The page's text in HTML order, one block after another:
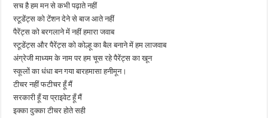
सच है हम मन से कभी पढ़ाते नहीं
स्टूडेंट्स को टेंशन देने से बाज आते नहीं
पैरेंट्स को बरगलाने में नहीं हमारा जवाब
स्टूडेंट्स और पैरेंट्स को कोल्हू का बैल बनाने में हम लाजवाब
अंग्रेजी माध्यम के नाम पर हम चूस रहे पैरेंट्स का खून
स्कूलों का धंधा बन गया बारहमासा हनीमून।
टीचर नहीं फटीचर हूँ मैं
सरकारी हूँ या प्राइवेट हूँ मैं
इक्का दुक्का टीचर होते सही